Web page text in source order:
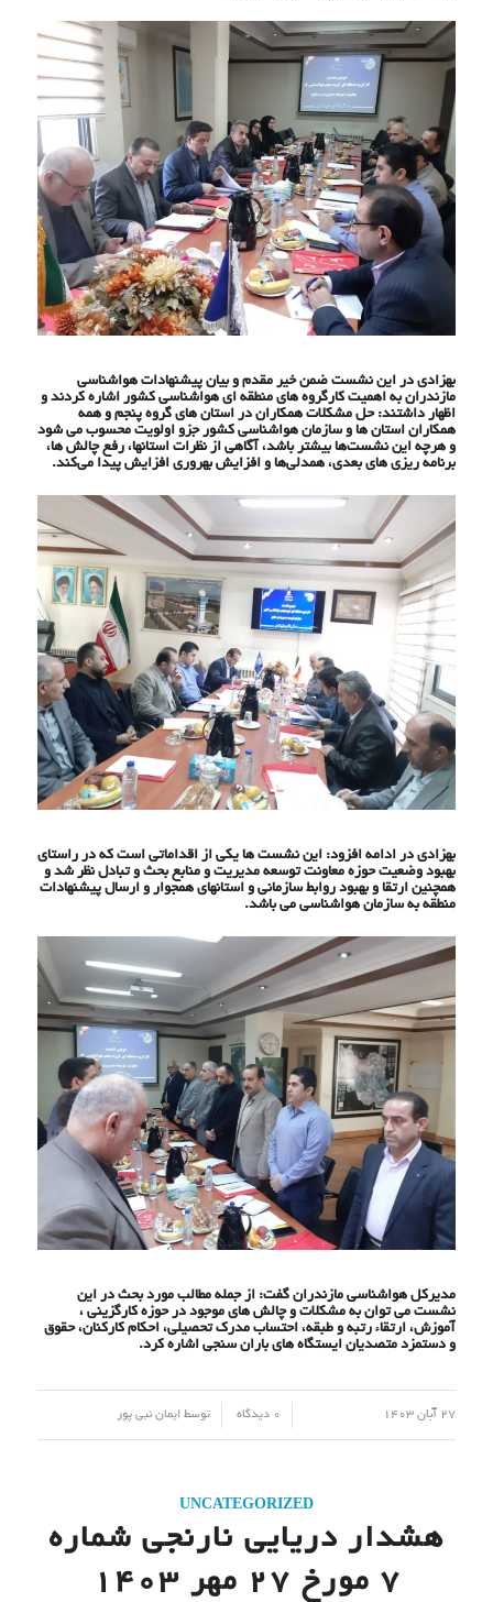
بهزادی در این نشست ضمن خیر مقدم و بیان پیشنهادات هواشناسی
مازندران به اهمیت کارگروه های منطقه ای هواشناسی کشور اشاره کردند و
اظهار داشتند: حل مشکلات همکاران در استان های گروه پنجم و همه
همکاران استان ها و سازمان هواشناسی کشور جزو اولویت محسوب می شود
و هرچه این نشست‌ها بیشتر باشد، آگاهی از نظرات استانها، رفع چالش ها،
برنامه ریزی های بعدی، همدلی‌ها و افزایش بهروری افزایش پیدا می‌کند.
بهزادی در ادامه افزود: این نشست ها یکی از اقداماتی است که در راستای
بهبود وضعیت حوزه معاونت توسعه مدیریت و منابع بحث و تبادل نظر شد و
همچنین ارتقا و بهبود روابط سازمانی و استانهای همجوار و ارسال پیشنهادات
منطقه به سازمان هواشناسی می باشد.
مدیرکل هواشناسی مازندران گفت: از جمله مطالب مورد بحث در این
نشست می توان به مشکلات و چالش های موجود در حوزه کارگزینی ،
آموزش، ارتقاء رتبه و طبقه، احتساب مدرک تحصیلی، احکام کارکنان، حقوق
و دستمزد متصدیان ایستگاه های باران سنجی اشاره کرد.
27 آبان 1403 0 دیدگاه توسط ایمان نبی پور
UNCATEGORIZED
هشدار دریایی نارنجی شماره
7 مورخ 27 مهر 1403